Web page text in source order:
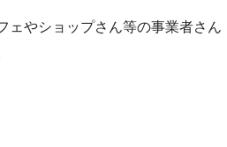
ェやショップさん等の事業者さん